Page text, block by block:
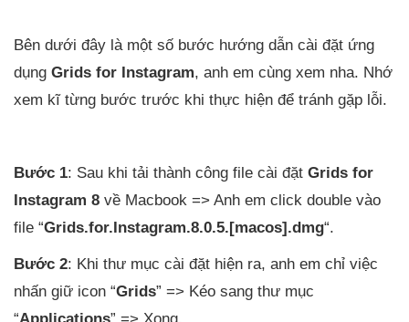
Bên dưới đây là một số bước hướng dẫn cài đặt ứng
dụng Grids for Instagram, anh em cùng xem nha. Nhớ
xem kĩ từng bước trước khi thực hiện để tránh gặp lỗi.
Bước 1: Sau khi tải thành công file cài đặt Grids for
Instagram 8 về Macbook => Anh em click double vào
file “Grids.for.Instagram.8.0.5.[macos].dmg“.
Bước 2: Khi thư mục cài đặt hiện ra, anh em chỉ việc
nhấn giữ icon “Grids” => Kéo sang thư mục